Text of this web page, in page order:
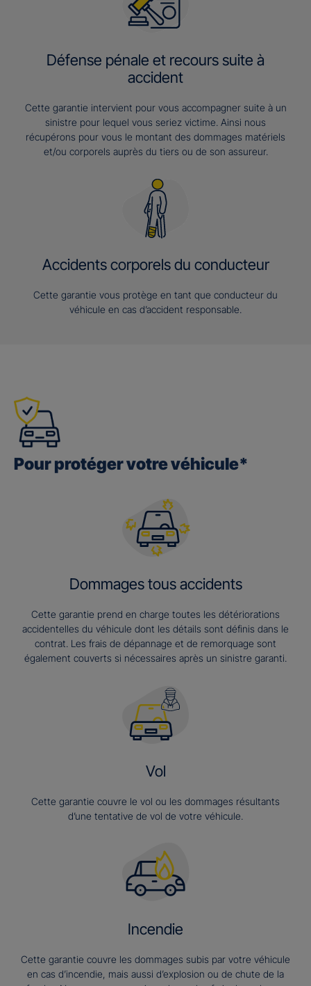
Défense pénale et recours suite à
accident
Cette garantie intervient pour vous accompagner suite à un
sinistre pour lequel vous seriez victime. Ainsi nous
récupérons pour vous le montant des dommages matériels
et/ou corporels auprès du tiers ou de son assureur.
Accidents corporels du conducteur
Cette garantie vous protège en tant que conducteur du
véhicule en cas d’accident responsable.
Pour protéger votre véhicule*
Dommages tous accidents
Cette garantie prend en charge toutes les détériorations
accidentelles du véhicule dont les détails sont définis dans le
contrat. Les frais de dépannage et de remorquage sont
également couverts si nécessaires après un sinistre garanti.
Vol
Cette garantie couvre le vol ou les dommages résultants
d’une tentative de vol de votre véhicule.
Incendie
Cette garantie couvre les dommages subis par votre véhicule
en cas d’incendie, mais aussi d’explosion ou de chute de la